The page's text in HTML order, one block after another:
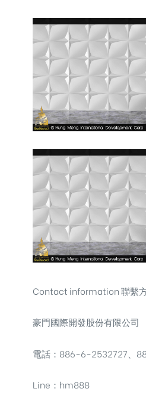
Contact information 聯繫
豪門國際開發股份有限公司
電話：886-6-2532727、
Line：hm888